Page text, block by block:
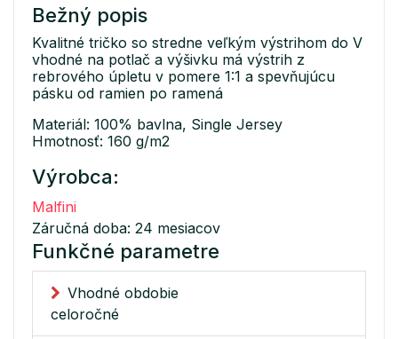
Bežný popis
Kvalitné tričko so stredne veľkým výstrihom do V
vhodné na potlač a výšivku má výstrih z
rebrového úpletu v pomere 1:1 a spevňujúcu
pásku od ramien po ramená
Materiál: 100% bavlna, Single Jersey
Hmotnosť: 160 g/m2
Výrobca:
Malfini
Záručná doba: 24 mesiacov
Funkčné parametre
Vhodné obdobie
celoročné